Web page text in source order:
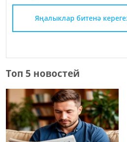
Яңалыклар битенә
Топ 5 новостей